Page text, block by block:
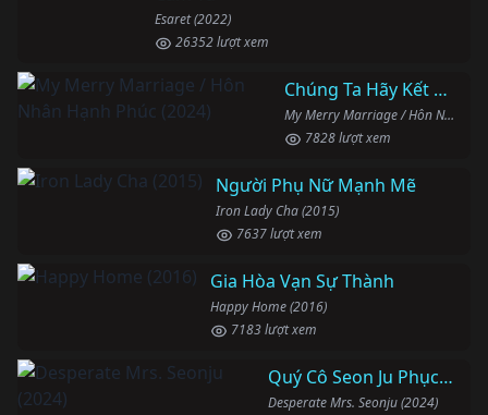
Esaret (2022)
26352 lượt xem
Chúng Ta Hãy Kết Hôn Nhé
My Merry Marriage / Hôn Nhân Hạnh Phúc (2024)
7828 lượt xem
Người Phụ Nữ Mạnh Mẽ
Iron Lady Cha (2015)
7637 lượt xem
Gia Hòa Vạn Sự Thành
Happy Home (2016)
7183 lượt xem
Quý Cô Seon Ju Phục Thù
Desperate Mrs. Seonju (2024)